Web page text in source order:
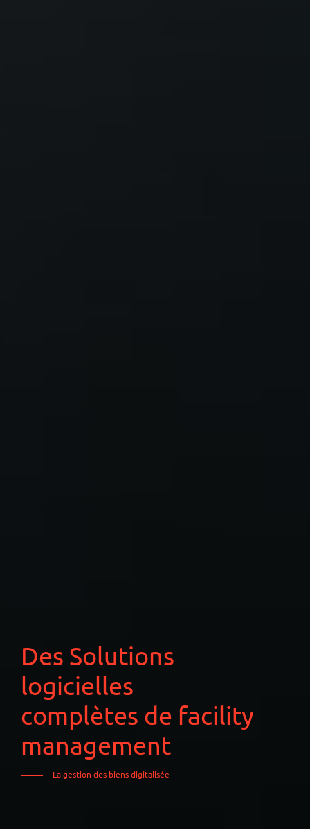
Des Solutions
logicielles
complètes de facility
management
La gestion des biens digitalisée